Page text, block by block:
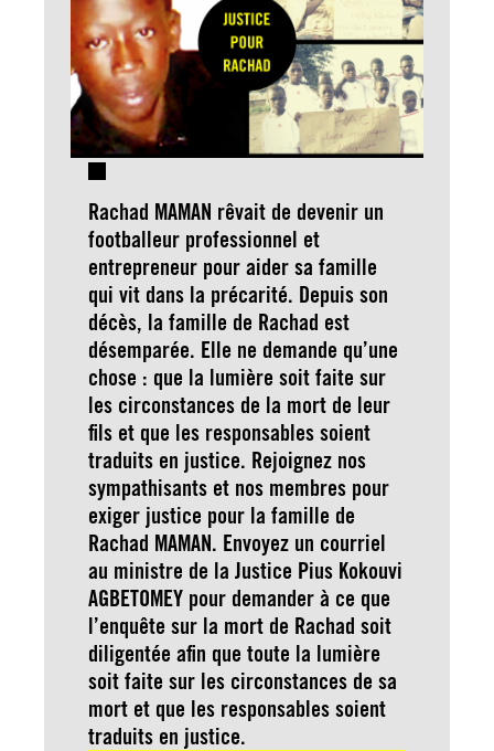
Rachad MAMAN rêvait de devenir un
footballeur professionnel et
entrepreneur pour aider sa famille
qui vit dans la précarité. Depuis son
décès, la famille de Rachad est
désemparée. Elle ne demande qu’une
chose : que la lumière soit faite sur
les circonstances de la mort de leur
fils et que les responsables soient
traduits en justice. Rejoignez nos
sympathisants et nos membres pour
exiger justice pour la famille de
Rachad MAMAN. Envoyez un courriel
au ministre de la Justice Pius Kokouvi
AGBETOMEY pour demander à ce que
l’enquête sur la mort de Rachad soit
diligentée afin que toute la lumière
soit faite sur les circonstances de sa
mort et que les responsables soient
traduits en justice.